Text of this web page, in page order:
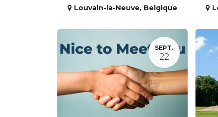
Louvain-la-Neuve, Belgique
SEPT.
22